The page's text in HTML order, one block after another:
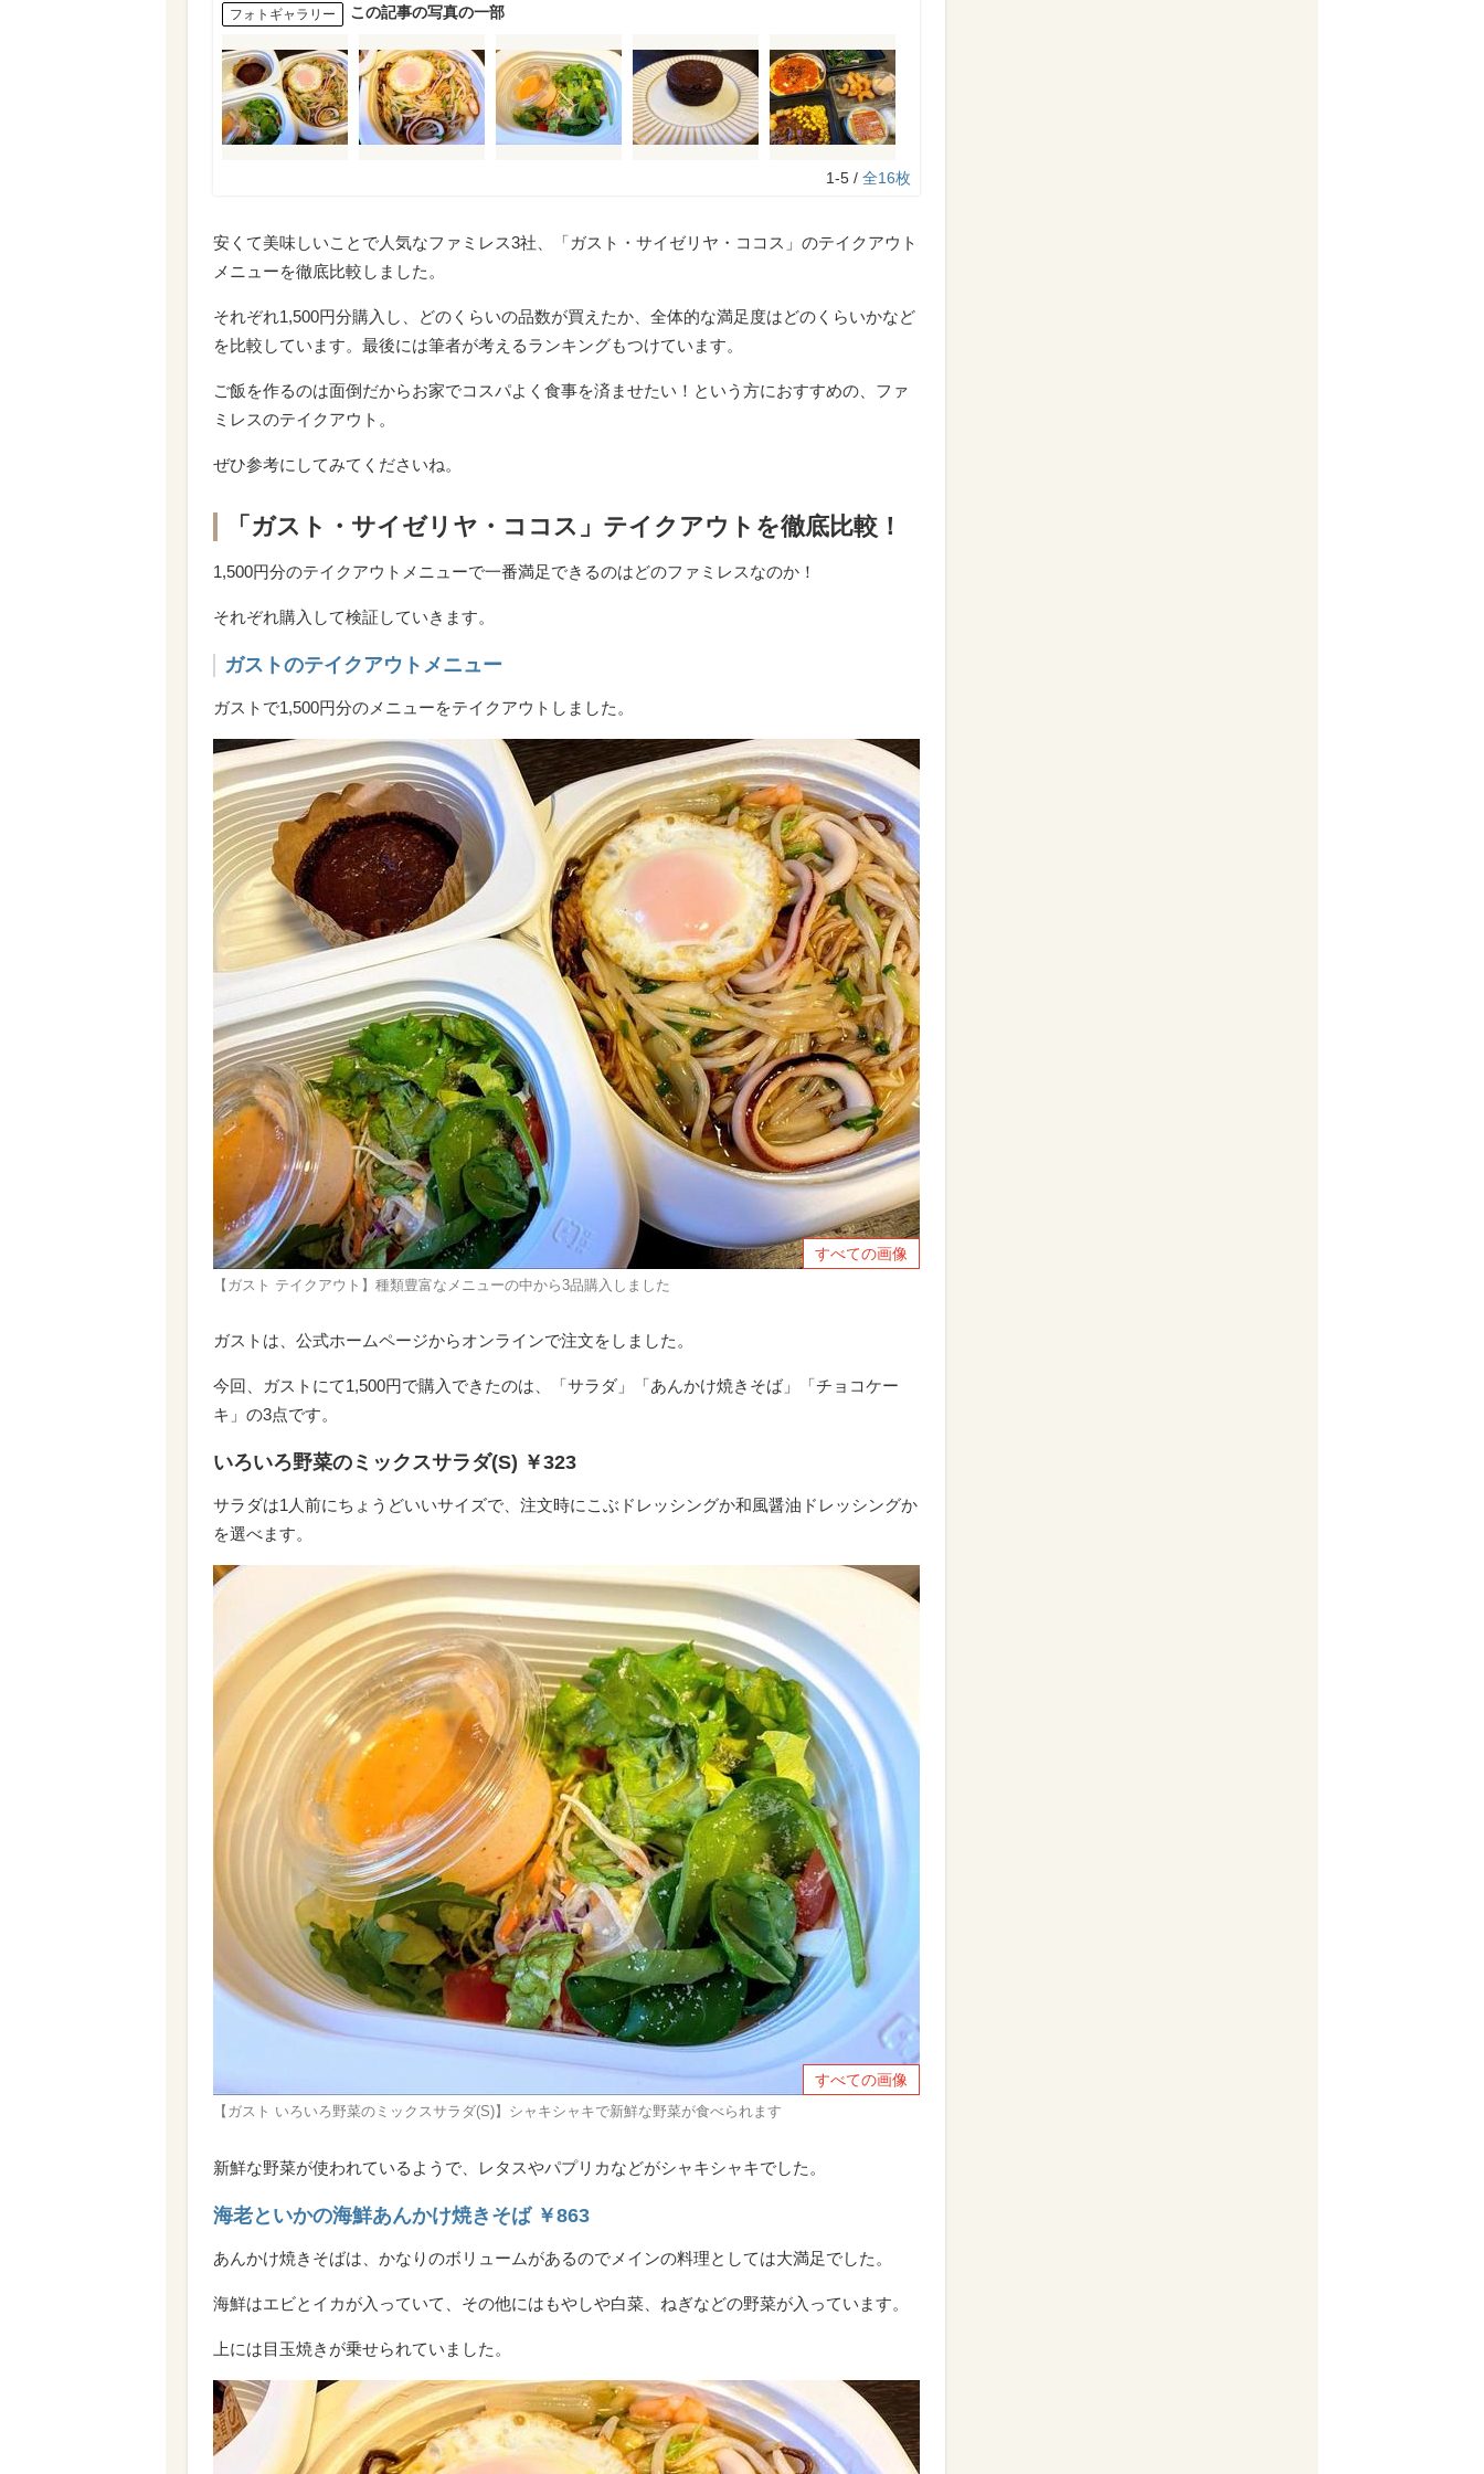
フォトギャラリー この記事の写真の一部
1-5 / 全16枚
安くて美味しいことで人気なファミレス3社、「ガスト・サイゼリヤ・ココス」のテイクアウト
メニューを徹底比較しました。
それぞれ1,500円分購入し、どのくらいの品数が買えたか、全体的な満足度はどのくらいかなど
を比較しています。最後には筆者が考えるランキングもつけています。
ご飯を作るのは面倒だからお家でコスパよく食事を済ませたい！という方におすすめの、ファ
ミレスのテイクアウト。
ぜひ参考にしてみてくださいね。
「ガスト・サイゼリヤ・ココス」テイクアウトを徹底比較！
1,500円分のテイクアウトメニューで一番満足できるのはどのファミレスなのか！
それぞれ購入して検証していきます。
ガストのテイクアウトメニュー
ガストで1,500円分のメニューをテイクアウトしました。
すべての画像
【ガスト テイクアウト】種類豊富なメニューの中から3品購入しました
ガストは、公式ホームページからオンラインで注文をしました。
今回、ガストにて1,500円で購入できたのは、「サラダ」「あんかけ焼きそば」「チョコケー
キ」の3点です。
いろいろ野菜のミックスサラダ(S) ￥323
サラダは1人前にちょうどいいサイズで、注文時にこぶドレッシングか和風醤油ドレッシングか
を選べます。
すべての画像
【ガスト いろいろ野菜のミックスサラダ(S)】シャキシャキで新鮮な野菜が食べられます
新鮮な野菜が使われているようで、レタスやパプリカなどがシャキシャキでした。
海老といかの海鮮あんかけ焼きそば ￥863
あんかけ焼きそばは、かなりのボリュームがあるのでメインの料理としては大満足でした。
海鮮はエビとイカが入っていて、その他にはもやしや白菜、ねぎなどの野菜が入っています。
上には目玉焼きが乗せられていました。